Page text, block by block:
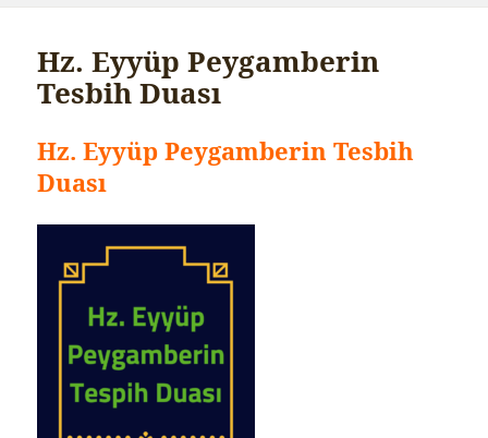
Hz. Eyyüp Peygamberin
Tesbih Duası
Hz. Eyyüp Peygamberin Tesbih
Duası